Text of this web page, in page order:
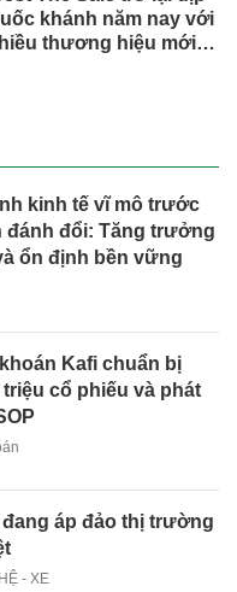
khánh năm nay với
thương hiệu mới,
kinh tế vĩ mô trước
đánh đổi: Tăng trưởng
ổn định bền vững
Kafi chuẩn bị
triệu cổ phiếu và phát
đang áp đảo thị trường
- XE